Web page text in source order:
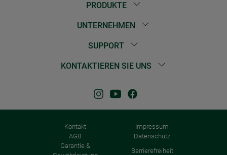
PRODUKTE
UNTERNEHMEN
SUPPORT
KONTAKTIEREN SIE UNS
Kontakt
Impressum
AGB
Datenschutz
Garantie &
Barrierefreiheit